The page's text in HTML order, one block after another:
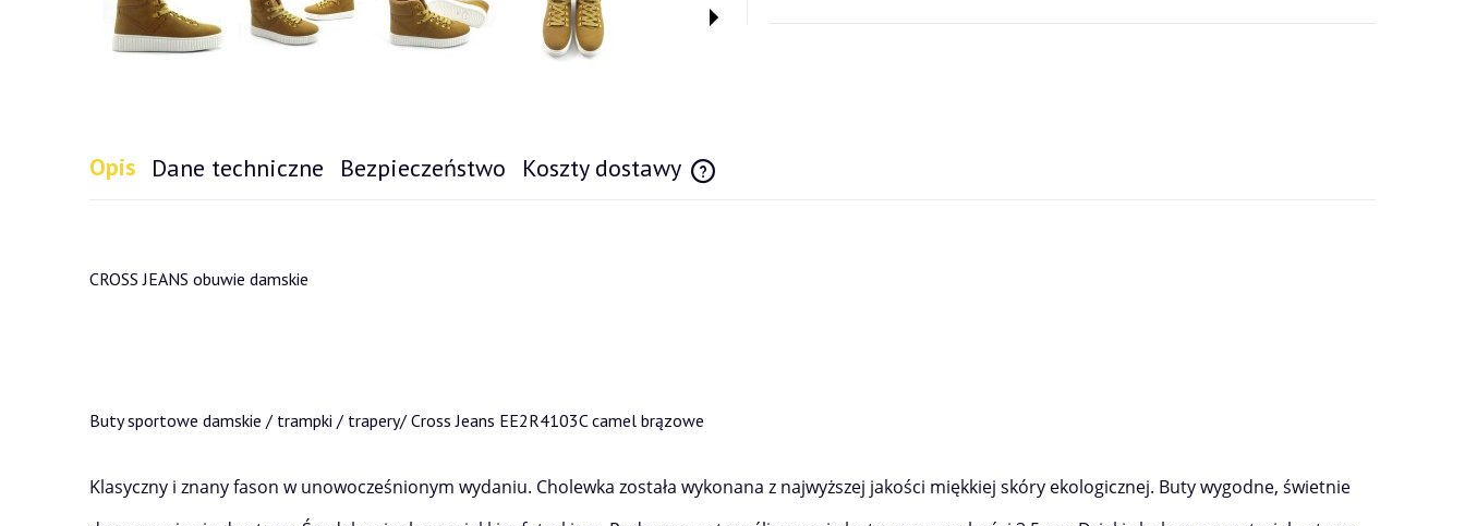
Opis Dane techniczne Bezpieczeństwo Koszty dostawy
CROSS JEANS obuwie damskie
Buty sportowe damskie / trampki / trapery/ Cross Jeans EE2R4103C camel brązowe
Klasyczny i znany fason w unowocześnionym wydaniu. Cholewka została wykonana z najwyższej jakości miękkiej skóry ekologicznej. Buty wygodne, świetnie